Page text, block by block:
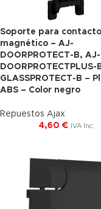
Soporte para contacto
magnético – AJ-
DOORPROTECT-B, AJ-
DOORPROTECTPLUS-
GLASSPROTECT-B –
ABS – Color negro
Repuestos Ajax
4,60 € IVA Inc.